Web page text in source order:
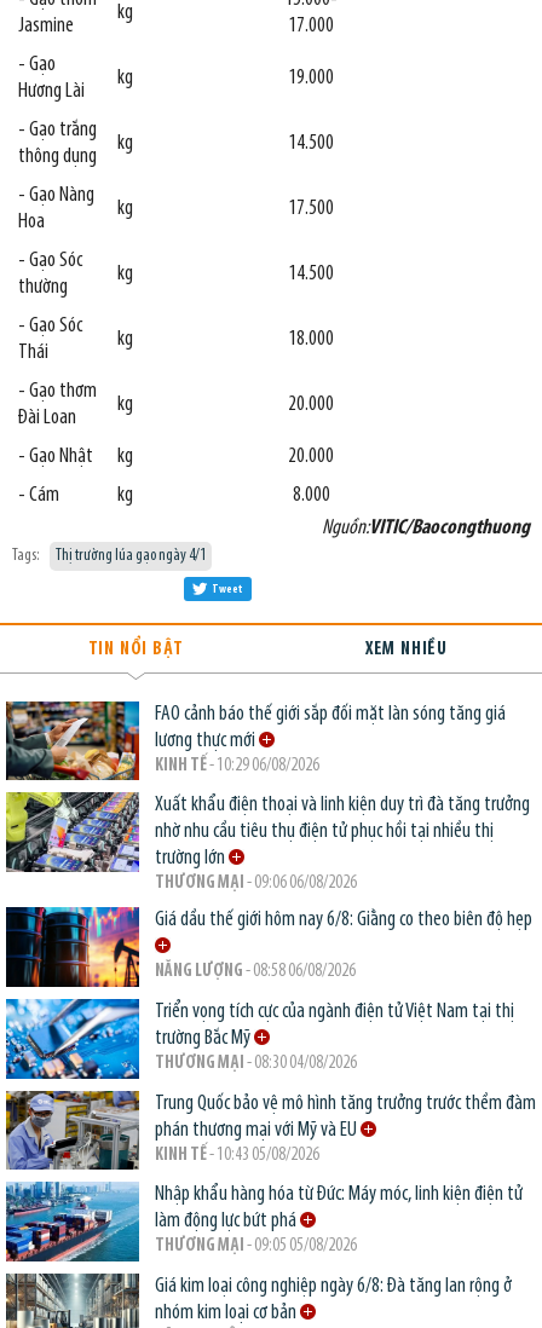
Jasmine
kg
17.000
- Gạo
Hương Lài
kg 19.000
- Gạo trắng
thông dụng
kg 14.500
- Gạo Nàng
Hoa
kg 17.500
- Gạo Sóc
thường
kg 14.500
- Gạo Sóc
Thái
kg 18.000
- Gạo thơm
Đài Loan
kg 20.000
- Gạo Nhật kg
20.000
- Cám
kg
8.000
Nguồn:VITIC/Baocongthuong
Tags: Thị trường lúa gạo ngày 4/1
Tweet
TIN NỔI BẬT XEM NHIỀU
FAO cảnh báo thế giới sắp đối mặt làn sóng tăng giá
lương thực mới
KINH TẾ- 10:29 06/08/2026
Xuất khẩu điện thoại và linh kiện duy trì đà tăng trưởng
nhờ nhu cầu tiêu thụ điện tử phục hồi tại nhiều thị
trường lớn
THƯƠNG MẠI - 09:06 06/08/2026
Giá dầu thế giới hôm nay 6/8: Giằng co theo biên độ hẹp
NĂNG LƯỢNG - 08:58 06/08/2026
Triển vọng tích cực của ngành điện tử Việt Nam tại thị
trường Bắc Mỹ
THƯƠNG MẠI - 08:30 04/08/2026
Trung Quốc bảo vệ mô hình tăng trưởng trước thềm đàm
phán thương mại với Mỹ và EU
KINH TẾ- 10:43 05/08/2026
Nhập khẩu hàng hóa từ Đức: Máy móc, linh kiện điện tử
làm động lực bứt phá
THƯƠNG MẠI - 09:05 05/08/2026
Giá kim loại công nghiệp ngày 6/8: Đà tăng lan rộng ở
nhóm kim loại cơ bản